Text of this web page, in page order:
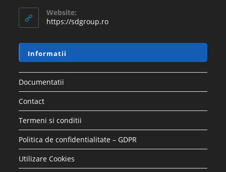
Website:
https://sdgroup.ro
Informatii
Documentatii
Contact
Termeni si conditii
Politica de confidentialitate – GDPR
Utilizare Cookies